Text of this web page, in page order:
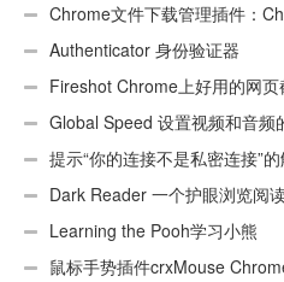
Chrome文件下载管理插件：
Authenticator 身份验证器
Fireshot Chrome上好用的网
页）Global Speed 设置视频和音频
提示“你的连接不是私密连接”
Dark Reader 一个护眼浏览阅
Learning the Pooh学习小熊
鼠标手势插件crxMouse